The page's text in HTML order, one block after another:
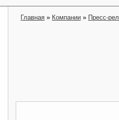
Главная » Компании » Пресс-